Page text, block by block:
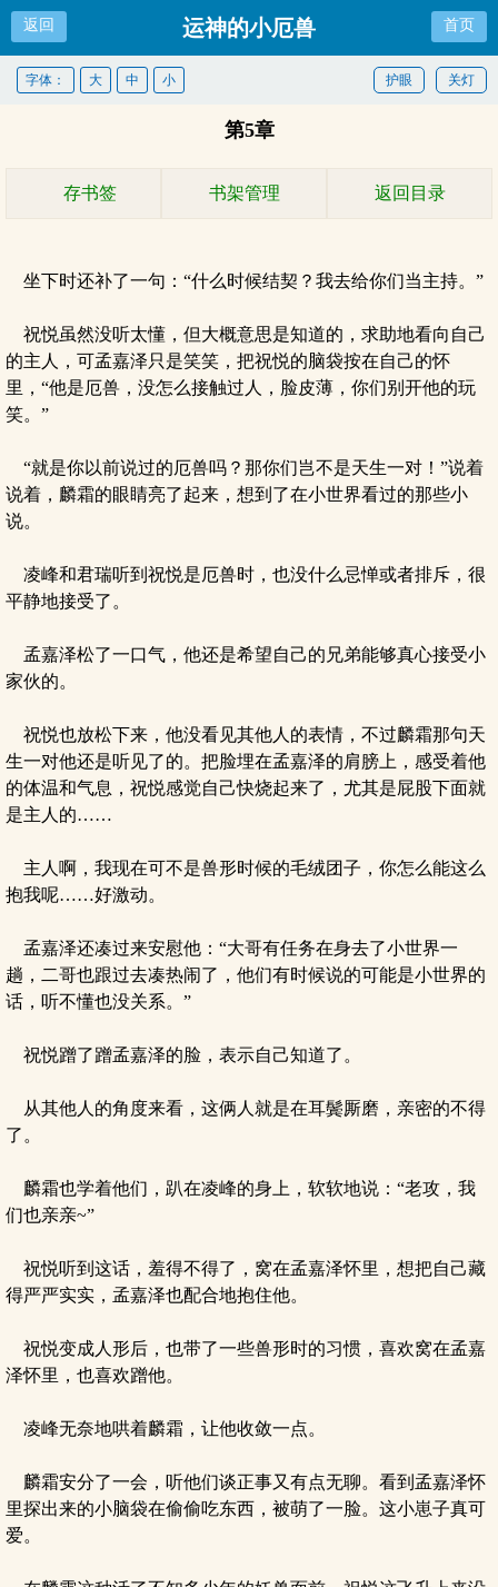
返回 运神的小厄兽 首页
关灯
护眼
字体： 大 中 小
第5章
存书签 书架管理 返回目录
坐下时还补了一句：“什么时候结契？我去给你们当主持。”
祝悦虽然没听太懂，但大概意思是知道的，求助地看向自己
的主人，可孟嘉泽只是笑笑，把祝悦的脑袋按在自己的怀
里，“他是厄兽，没怎么接触过人，脸皮薄，你们别开他的玩
笑。”
“就是你以前说过的厄兽吗？那你们岂不是天生一对！”说着
说着，麟霜的眼睛亮了起来，想到了在小世界看过的那些小
说。
凌峰和君瑞听到祝悦是厄兽时，也没什么忌惮或者排斥，很
平静地接受了。
孟嘉泽松了一口气，他还是希望自己的兄弟能够真心接受小
家伙的。
祝悦也放松下来，他没看见其他人的表情，不过麟霜那句天
生一对他还是听见了的。把脸埋在孟嘉泽的肩膀上，感受着他
的体温和气息，祝悦感觉自己快烧起来了，尤其是屁股下面就
是主人的……
主人啊，我现在可不是兽形时候的毛绒团子，你怎么能这么
抱我呢……好激动。
孟嘉泽还凑过来安慰他：“大哥有任务在身去了小世界一
趟，二哥也跟过去凑热闹了，他们有时候说的可能是小世界的
话，听不懂也没关系。”
祝悦蹭了蹭孟嘉泽的脸，表示自己知道了。
从其他人的角度来看，这俩人就是在耳鬓厮磨，亲密的不得
了。
麟霜也学着他们，趴在凌峰的身上，软软地说：“老攻，我
们也亲亲~”
祝悦听到这话，羞得不得了，窝在孟嘉泽怀里，想把自己藏
得严严实实，孟嘉泽也配合地抱住他。
祝悦变成人形后，也带了一些兽形时的习惯，喜欢窝在孟嘉
泽怀里，也喜欢蹭他。
凌峰无奈地哄着麟霜，让他收敛一点。
麟霜安分了一会，听他们谈正事又有点无聊。看到孟嘉泽怀
里探出来的小脑袋在偷偷吃东西，被萌了一脸。这小崽子真可
爱。